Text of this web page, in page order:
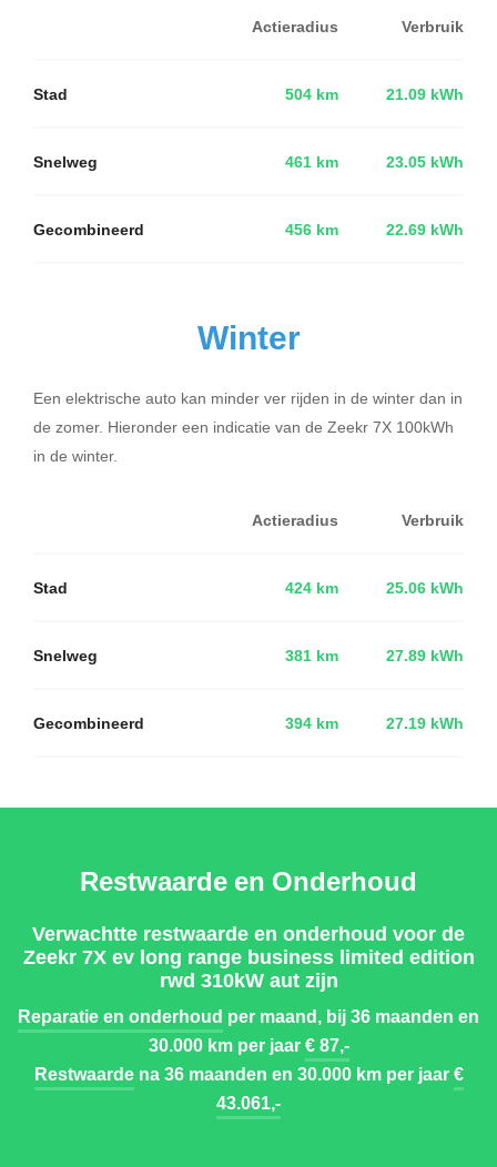
Actieradius Verbruik
Stad 504 km 21.09 kWh
Snelweg 461 km 23.05 kWh
Gecombineerd 456 km 22.69 kWh
Winter
Een elektrische auto kan minder ver rijden in de winter dan in
de zomer. Hieronder een indicatie van de Zeekr 7X 100kWh
in de winter.
Actieradius Verbruik
Stad 424 km 25.06 kWh
Snelweg 381 km 27.89 kWh
Gecombineerd 394 km 27.19 kWh
Restwaarde en Onderhoud
Verwachtte restwaarde en onderhoud voor de
Zeekr 7X ev long range business limited edition
rwd 310kW aut zijn
Reparatie en onderhoud per maand, bij 36 maanden en
30.000 km per jaar€ 87,-
Restwaardena 36 maanden en 30.000 km per jaar€
43.061,-